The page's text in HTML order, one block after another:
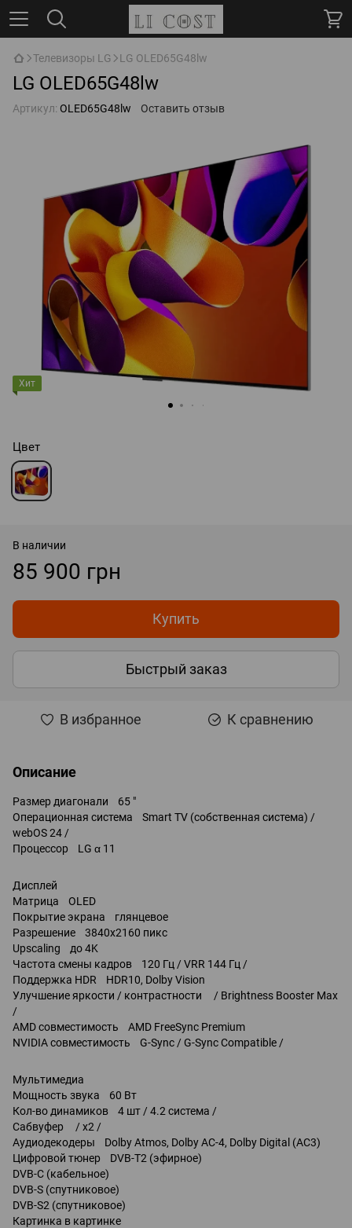
Телевизоры LG LG OLED65G48lw
LG OLED65G48lw
Артикул: OLED65G48lw Оставить отзыв
Хит
Цвет
В наличии
85 900 грн
Купить
Быстрый заказ
В избранное К сравнению
Описание
Размер диагонали 65 "
Операционная система Smart TV (собственная система) /
webOS 24 /
Процессор LG α 11
Дисплей
Матрица OLED
Покрытие экрана глянцевое
Разрешение 3840x2160 пикс
Upscaling до 4K
Частота смены кадров 120 Гц / VRR 144 Гц /
Поддержка HDR HDR10, Dolby Vision
Улучшение яркости / контрастности / Brightness Booster Max
/
AMD совместимость AMD FreeSync Premium
NVIDIA совместимость G-Sync / G-Sync Compatible /
Мультимедиа
Мощность звука 60 Вт
Кол-во динамиков 4 шт / 4.2 система /
Сабвуфер / x2 /
Аудиодекодеры Dolby Atmos, Dolby AC-4, Dolby Digital (AC3)
Цифровой тюнер DVB-T2 (эфирное)
DVB-C (кабельное)
DVB-S (спутниковое)
DVB-S2 (спутниковое)
Картинка в картинке